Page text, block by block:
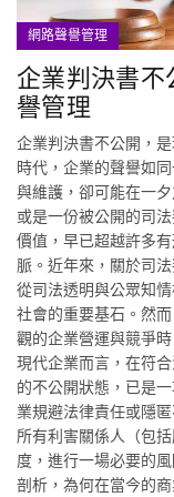
網路聲譽管理
企業判決書不
譽管理
企業判決書不公開，
時代，企業的聲譽如
與維護，卻可能在一
或是一份被公開的司
價值，早已超越許多
脈。近年來，關於司
從司法透明與公眾知
社會的重要基石。然
觀的企業營運與競爭
現代企業而言，在符
的不公開狀態，已是
業規避法律責任或隱
所有利害關係人（包
度，進行一場必要的
剖析，為何在當今的